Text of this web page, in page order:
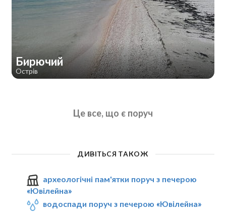
Бирючий
Острів
Це все, що є поруч
ДИВІТЬСЯ ТАКОЖ
археологічні пам'ятки поруч з печерою
«Ювілейна»
водоспади поруч з печерою «Ювілейна»